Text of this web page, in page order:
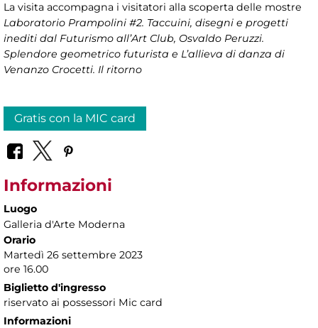
La visita accompagna i visitatori alla scoperta delle mostre
Laboratorio Prampolini #2. Taccuini, disegni e progetti
inediti dal Futurismo all’Art Club, Osvaldo Peruzzi.
Splendore geometrico futurista e L’allieva di danza di
Venanzo Crocetti. Il ritorno
Gratis con la MIC card
Informazioni
Luogo
Galleria d'Arte Moderna
Orario
Martedì 26 settembre 2023
ore 16.00
Biglietto d'ingresso
riservato ai possessori Mic card
Informazioni